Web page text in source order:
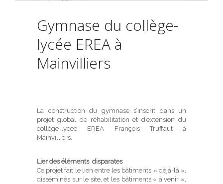
Gymnase du collège-
lycée EREA à
Mainvilliers
La construction du gymnase s’inscrit dans un
projet global de réhabilitation et d’extension du
collège-lycée EREA François Truffaut à
Mainvilliers.
Lier des éléments disparates
Ce projet fait le lien entre les bâtiments « déjà-là »,
disséminés sur le site, et les bâtiments « à venir »,